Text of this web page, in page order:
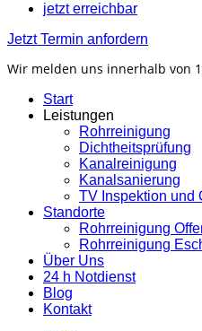
jetzt erreichbar
Jetzt Termin anfordern
Wir melden uns innerhalb von
Start
Leistungen
Rohrreinigung
Dichtheitsprüfung
Kanalreinigung
Kanalsanierung
TV Inspektion und
Standorte
Rohrreinigung
Rohrreinigung
Über Uns
24 h Notdienst
Blog
Kontakt